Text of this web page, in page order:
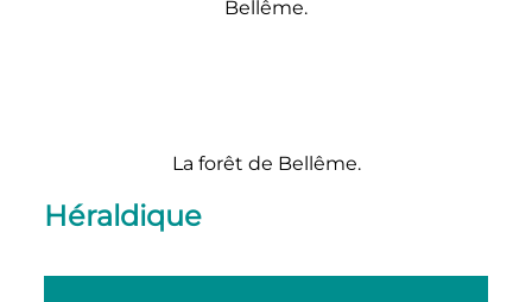
La forêt de Bellême.
Héraldique